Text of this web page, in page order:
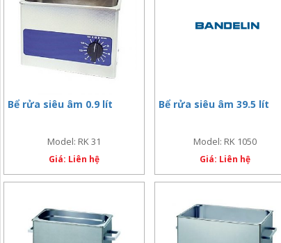
Bể rửa siêu âm 0.9 lít
Model: RK 31
Giá: Liên hệ
Bể rửa siêu âm 39.5 lít
Model: RK 1050
Giá: Liên hệ